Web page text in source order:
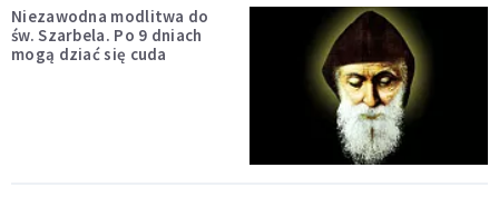
Niezawodna modlitwa do
św. Szarbela. Po 9 dniach
mogą dziać się cuda